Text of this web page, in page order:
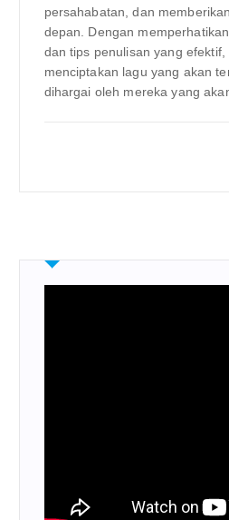
persahabatan, dan
depan. Dengan
dan tips penulisan yang efektif,
menciptakan lagu yang akan
dihargai oleh mereka yang